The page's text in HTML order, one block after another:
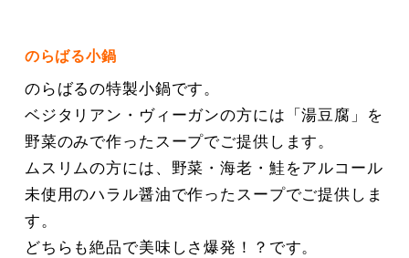
のらばる小鍋
のらばるの特製小鍋です。
ベジタリアン・ヴィーガンの方には「湯豆腐」を
野菜のみで作ったスープでご提供します。
ムスリムの方には、野菜・海老・鮭をアルコール
未使用のハラル醤油で作ったスープでご提供しま
す。
どちらも絶品で美味しさ爆発！？です。